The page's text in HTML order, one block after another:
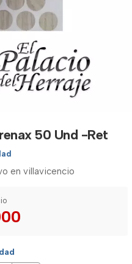
50 Und -Ret
en villavicencio